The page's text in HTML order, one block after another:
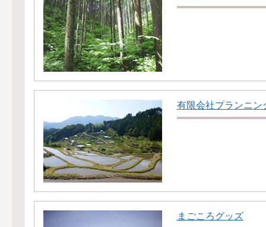
有限会社プランニン
まごころグッズ